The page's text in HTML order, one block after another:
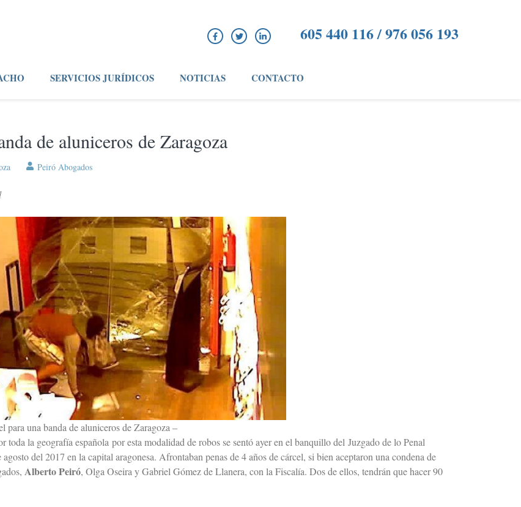
605 440 116 / 976 056 193
SERVICIOS JURÍDICOS NOTICIAS CONTACTO
de aluniceros de Zaragoza
Peiró Abogados
para una banda de aluniceros de Zaragoza –
la geografía española por esta modalidad de robos se sentó ayer en el banquillo del Juzgado de lo Penal
del 2017 en la capital aragonesa. Afrontaban penas de 4 años de cárcel, si bien aceptaron una condena de
Alberto Peiró, Olga Oseira y Gabriel Gómez de Llanera, con la Fiscalía. Dos de ellos, tendrán que hacer 90